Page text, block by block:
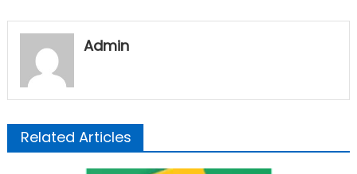
Admin
Related Articles